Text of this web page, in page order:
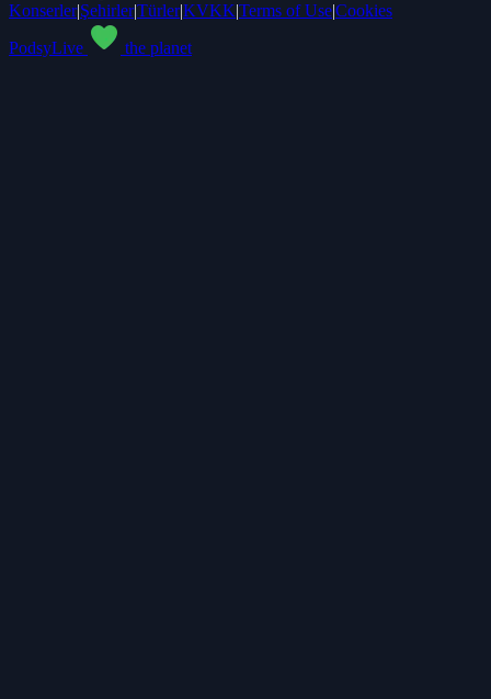
Konserler|Şehirler|Türler|KVKK|Terms of Use|Cookies
PodsyLive
the planet